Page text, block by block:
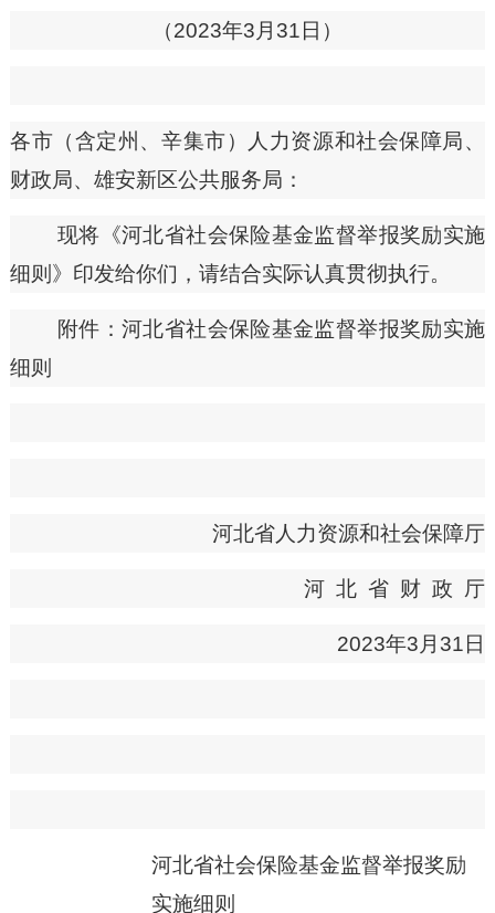
（2023年3月31日）
各市（含定州、辛集市）人力资源和社会保障局、
财政局、雄安新区公共服务局：
现将《河北省社会保险基金监督举报奖励实施
细则》印发给你们，请结合实际认真贯彻执行。
附件：河北省社会保险基金监督举报奖励实施
细则
河北省人力资源和社会保障厅
河 北 省 财 政 厅
2023年3月31日
河北省社会保险基金监督举报奖励
实施细则